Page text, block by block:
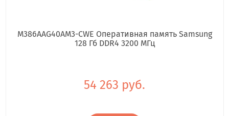
M386AAG40AM3-CWE Оперативная память Samsung
128 Гб DDR4 3200 МГц
54 263 руб.